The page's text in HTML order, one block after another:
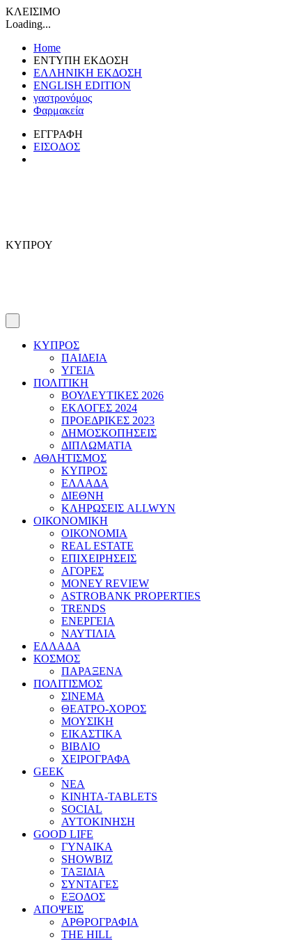
ΚΛΕΙΣΙΜΟ
Loading...
Home
ΕΝΤΥΠΗ ΕΚΔΟΣΗ
ΕΛΛΗΝΙΚΗ ΕΚΔΟΣΗ
ENGLISH EDITION
γαστρονόμος
Φαρμακεία
ΕΓΓΡΑΦΗ
ΕΙΣΟΔΟΣ
ΚΥΠΡΟΥ
ΚΥΠΡΟΣ
ΠΑΙΔΕΙΑ
ΥΓΕΙΑ
ΠΟΛΙΤΙΚΗ
ΒΟΥΛΕΥΤΙΚΕΣ 2026
ΕΚΛΟΓΕΣ 2024
ΠΡΟΕΔΡΙΚΕΣ 2023
ΔΗΜΟΣΚΟΠΗΣΕΙΣ
ΔΙΠΛΩΜΑΤΙΑ
ΑΘΛΗΤΙΣΜΟΣ
ΚΥΠΡΟΣ
ΕΛΛΑΔΑ
ΔΙΕΘΝΗ
ΚΛΗΡΩΣΕΙΣ ALLWYN
ΟΙΚΟΝΟΜΙΚΗ
ΟΙΚΟΝΟΜΙΑ
REAL ESTATE
ΕΠΙΧΕΙΡΗΣΕΙΣ
ΑΓΟΡΕΣ
MONEY REVIEW
ASTROBANK PROPERTIES
TRENDS
ΕΝΕΡΓΕΙΑ
ΝΑΥΤΙΛΙΑ
ΕΛΛΑΔΑ
ΚΟΣΜΟΣ
ΠΑΡΑΞΕΝΑ
ΠΟΛΙΤΙΣΜΟΣ
ΣΙΝΕΜΑ
ΘΕΑΤΡΟ-ΧΟΡΟΣ
ΜΟΥΣΙΚΗ
ΕΙΚΑΣΤΙΚΑ
ΒΙΒΛΙΟ
ΧΕΙΡΟΓΡΑΦΑ
GEEK
ΝΕΑ
ΚΙΝΗΤΑ-TABLETS
SOCIAL
ΑΥΤΟΚΙΝΗΣΗ
GOOD LIFE
ΓΥΝΑΙΚΑ
SHOWBIZ
ΤΑΞΙΔΙΑ
ΣΥΝΤΑΓΕΣ
ΕΞΟΔΟΣ
ΑΠΟΨΕΙΣ
ΑΡΘΡΟΓΡΑΦΙΑ
THE HILL